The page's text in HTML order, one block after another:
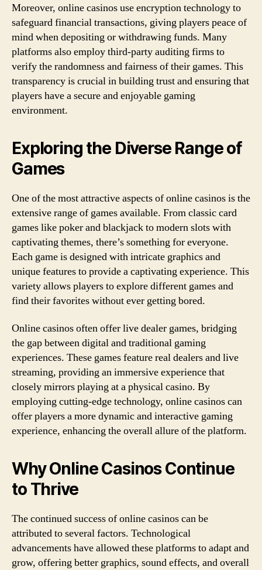
Moreover, online casinos use encryption technology to
safeguard financial transactions, giving players peace of
mind when depositing or withdrawing funds. Many
platforms also employ third-party auditing firms to
verify the randomness and fairness of their games. This
transparency is crucial in building trust and ensuring that
players have a secure and enjoyable gaming
environment.
Exploring the Diverse Range of
Games
One of the most attractive aspects of online casinos is the
extensive range of games available. From classic card
games like poker and blackjack to modern slots with
captivating themes, there’s something for everyone.
Each game is designed with intricate graphics and
unique features to provide a captivating experience. This
variety allows players to explore different games and
find their favorites without ever getting bored.
Online casinos often offer live dealer games, bridging
the gap between digital and traditional gaming
experiences. These games feature real dealers and live
streaming, providing an immersive experience that
closely mirrors playing at a physical casino. By
employing cutting-edge technology, online casinos can
offer players a more dynamic and interactive gaming
experience, enhancing the overall allure of the platform.
Why Online Casinos Continue
to Thrive
The continued success of online casinos can be
attributed to several factors. Technological
advancements have allowed these platforms to adapt and
grow, offering better graphics, sound effects, and overall